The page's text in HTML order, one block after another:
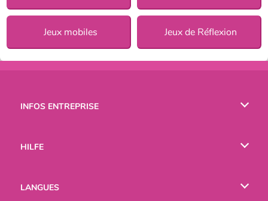
Jeux mobiles Jeux de Réflexion
INFOS ENTREPRISE
HILFE
LANGUES